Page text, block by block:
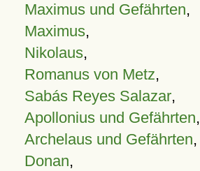
Maximus und Gefährten,
Maximus,
Nikolaus,
Romanus von Metz,
Sabás Reyes Salazar,
Apollonius und Gefährten,
Archelaus und Gefährten,
Donan,